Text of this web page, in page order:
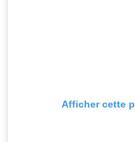
Afficher cette